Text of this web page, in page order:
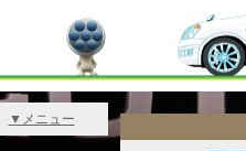
▼メニュー